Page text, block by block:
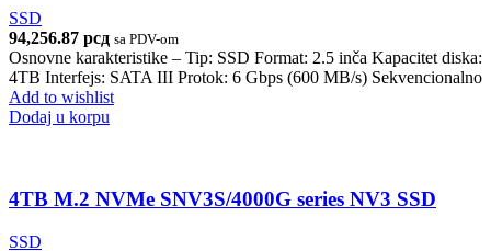
SSD
94,256.87 рсд sa PDV-om
Osnovne karakteristike – Tip: SSD Format: 2.5 inča Kapacitet diska:
4TB Interfejs: SATA III Protok: 6 Gbps (600 MB/s) Sekvencionalno
Add to wishlist
Dodaj u korpu
4TB M.2 NVMe SNV3S/4000G series NV3 SSD
SSD